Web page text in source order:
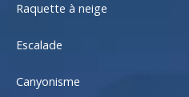
Raquette à neige
Escalade
Canyonisme